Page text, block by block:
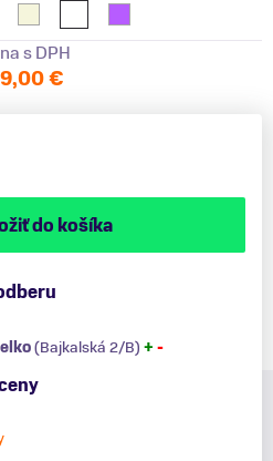
s DPH
€
do košíka
(Bajkalská 2/B) + -